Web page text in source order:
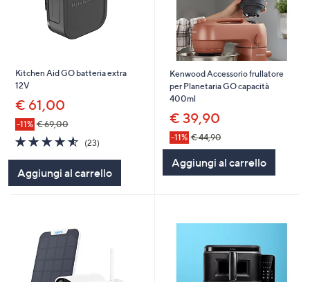
Kitchen Aid GO batteria extra
12V
€ 61,00
-11% € 69,00
4.5
of
Stars
(23)
Aggiungi al carrello
Kenwood Accessorio frullatore
per Planetaria GO capacità
400ml
€ 39,90
-11% € 44,90
Aggiungi al carrello